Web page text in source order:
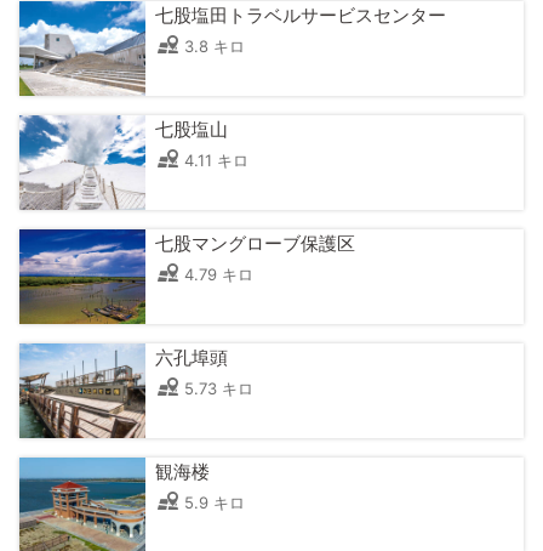
七股塩田トラベルサービスセンター
3.8 キロ
七股塩山
4.11 キロ
七股マングローブ保護区
4.79 キロ
六孔埠頭
5.73 キロ
観海楼
5.9 キロ